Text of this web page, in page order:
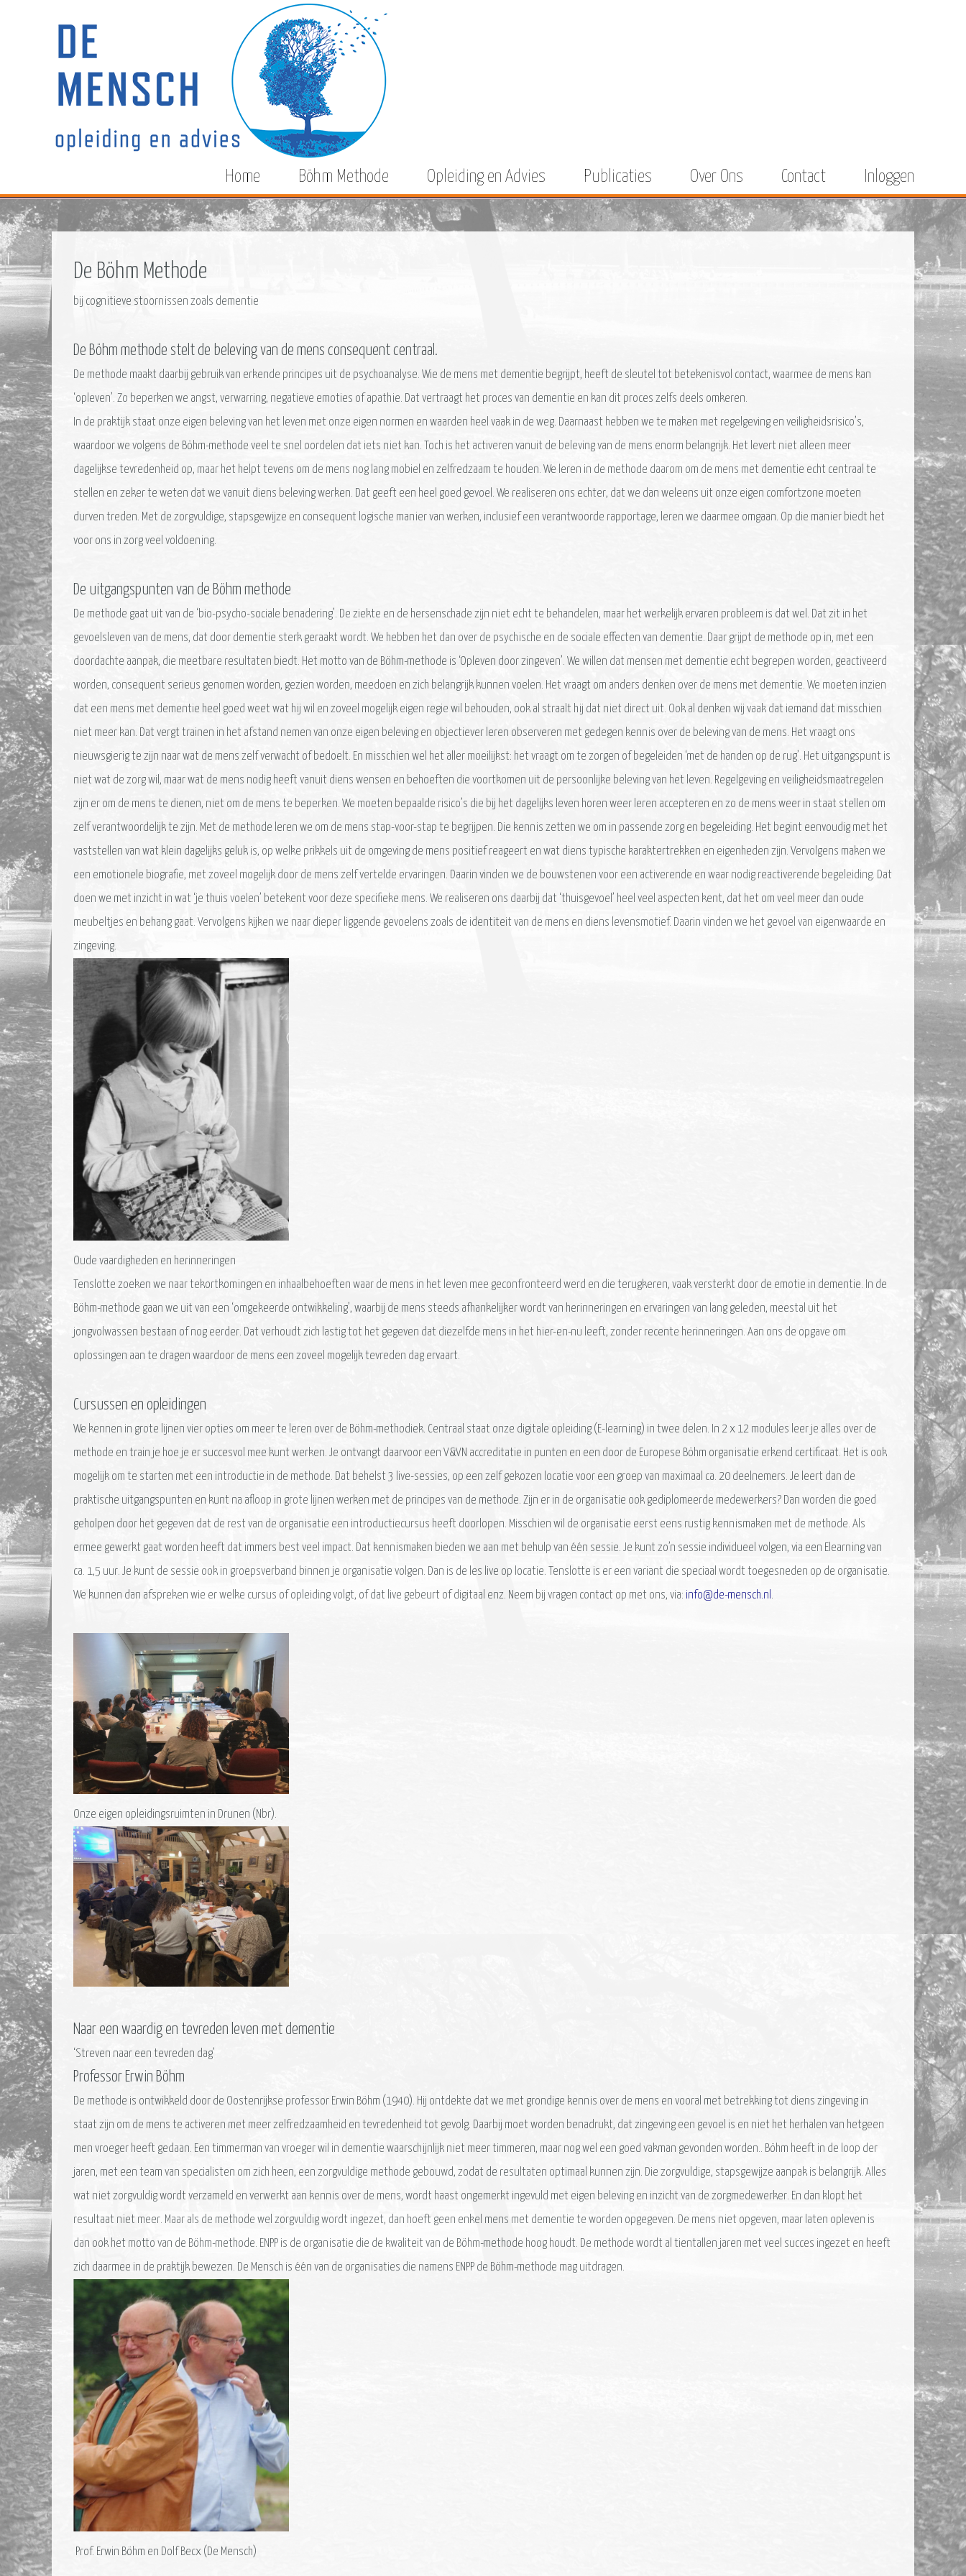
Home Böhm Methode Opleiding en Advies Publicaties Over Ons Contact Inloggen
De Böhm Methode
bij cognitieve stoornissen zoals dementie
De Böhm methode stelt de beleving van de mens consequent centraal.
De methode maakt daarbij gebruik van erkende principes uit de psychoanalyse. Wie de mens met dementie begrijpt, heeft de sleutel tot betekenisvol contact, waarmee de mens kan
‘opleven’. Zo beperken we angst, verwarring, negatieve emoties of apathie. Dat vertraagt het proces van dementie en kan dit proces zelfs deels omkeren.
In de praktijk staat onze eigen beleving van het leven met onze eigen normen en waarden heel vaak in de weg. Daarnaast hebben we te maken met regelgeving en veiligheidsrisico’s,
waardoor we volgens de Böhm-methode veel te snel oordelen dat iets niet kan. Toch is het activeren vanuit de beleving van de mens enorm belangrijk. Het levert niet alleen meer
dagelijkse tevredenheid op, maar het helpt tevens om de mens nog lang mobiel en zelfredzaam te houden. We leren in de methode daarom om de mens met dementie echt centraal te
stellen en zeker te weten dat we vanuit diens beleving werken. Dat geeft een heel goed gevoel. We realiseren ons echter, dat we dan weleens uit onze eigen comfortzone moeten
durven treden. Met de zorgvuldige, stapsgewijze en consequent logische manier van werken, inclusief een verantwoorde rapportage, leren we daarmee omgaan. Op die manier biedt het
voor ons in zorg veel voldoening.
De uitgangspunten van de Böhm methode
De methode gaat uit van de ‘bio-psycho-sociale benadering’. De ziekte en de hersenschade zijn niet echt te behandelen, maar het werkelijk ervaren probleem is dat wel. Dat zit in het
gevoelsleven van de mens, dat door dementie sterk geraakt wordt. We hebben het dan over de psychische en de sociale effecten van dementie. Daar grijpt de methode op in, met een
doordachte aanpak, die meetbare resultaten biedt. Het motto van de Böhm-methode is ‘Opleven door zingeven’. We willen dat mensen met dementie echt begrepen worden, geactiveerd
worden, consequent serieus genomen worden, gezien worden, meedoen en zich belangrijk kunnen voelen. Het vraagt om anders denken over de mens met dementie. We moeten inzien
dat een mens met dementie heel goed weet wat hij wil en zoveel mogelijk eigen regie wil behouden, ook al straalt hij dat niet direct uit. Ook al denken wij vaak dat iemand dat misschien
niet meer kan. Dat vergt trainen in het afstand nemen van onze eigen beleving en objectiever leren observeren met gedegen kennis over de beleving van de mens. Het vraagt ons
nieuwsgierig te zijn naar wat de mens zelf verwacht of bedoelt. En misschien wel het aller moeilijkst: het vraagt om te zorgen of begeleiden ‘met de handen op de rug’. Het uitgangspunt is
niet wat de zorg wil, maar wat de mens nodig heeft vanuit diens wensen en behoeften die voortkomen uit de persoonlijke beleving van het leven. Regelgeving en veiligheidsmaatregelen
zijn er om de mens te dienen, niet om de mens te beperken. We moeten bepaalde risico’s die bij het dagelijks leven horen weer leren accepteren en zo de mens weer in staat stellen om
zelf verantwoordelijk te zijn. Met de methode leren we om de mens stap-voor-stap te begrijpen. Die kennis zetten we om in passende zorg en begeleiding. Het begint eenvoudig met het
vaststellen van wat klein dagelijks geluk is, op welke prikkels uit de omgeving de mens positief reageert en wat diens typische karaktertrekken en eigenheden zijn. Vervolgens maken we
een emotionele biografie, met zoveel mogelijk door de mens zelf vertelde ervaringen. Daarin vinden we de bouwstenen voor een activerende en waar nodig reactiverende begeleiding. Dat
doen we met inzicht in wat ‘je thuis voelen’ betekent voor deze specifieke mens. We realiseren ons daarbij dat ‘thuisgevoel’ heel veel aspecten kent, dat het om veel meer dan oude
meubeltjes en behang gaat. Vervolgens kijken we naar dieper liggende gevoelens zoals de identiteit van de mens en diens levensmotief. Daarin vinden we het gevoel van eigenwaarde en
zingeving.
Oude vaardigheden en herinneringen
Tenslotte zoeken we naar tekortkomingen en inhaalbehoeften waar de mens in het leven mee geconfronteerd werd en die terugkeren, vaak versterkt door de emotie in dementie. In de
Böhm-methode gaan we uit van een ‘omgekeerde ontwikkeling’, waarbij de mens steeds afhankelijker wordt van herinneringen en ervaringen van lang geleden, meestal uit het
jongvolwassen bestaan of nog eerder. Dat verhoudt zich lastig tot het gegeven dat diezelfde mens in het hier-en-nu leeft, zonder recente herinneringen. Aan ons de opgave om
oplossingen aan te dragen waardoor de mens een zoveel mogelijk tevreden dag ervaart.
Cursussen en opleidingen
We kennen in grote lijnen vier opties om meer te leren over de Böhm-methodiek. Centraal staat onze digitale opleiding (E-learning) in twee delen. In 2 x 12 modules leer je alles over de
methode en train je hoe je er succesvol mee kunt werken. Je ontvangt daarvoor een V&VN accreditatie in punten en een door de Europese Böhm organisatie erkend certificaat. Het is ook
mogelijk om te starten met een introductie in de methode. Dat behelst 3 live-sessies, op een zelf gekozen locatie voor een groep van maximaal ca. 20 deelnemers. Je leert dan de
praktische uitgangspunten en kunt na afloop in grote lijnen werken met de principes van de methode. Zijn er in de organisatie ook gediplomeerde medewerkers? Dan worden die goed
geholpen door het gegeven dat de rest van de organisatie een introductiecursus heeft doorlopen. Misschien wil de organisatie eerst eens rustig kennismaken met de methode. Als
ermee gewerkt gaat worden heeft dat immers best veel impact. Dat kennismaken bieden we aan met behulp van één sessie. Je kunt zo’n sessie individueel volgen, via een Elearning van
ca. 1,5 uur. Je kunt de sessie ook in groepsverband binnen je organisatie volgen. Dan is de les live op locatie. Tenslotte is er een variant die speciaal wordt toegesneden op de organisatie.
We kunnen dan afspreken wie er welke cursus of opleiding volgt, of dat live gebeurt of digitaal enz. Neem bij vragen contact op met ons, via: info@de-mensch.nl .
Onze eigen opleidingsruimten in Drunen (Nbr).
Naar een waardig en tevreden leven met dementie
‘Streven naar een tevreden dag’
Professor Erwin Böhm
De methode is ontwikkeld door de Oostenrijkse professor Erwin Böhm (1940). Hij ontdekte dat we met grondige kennis over de mens en vooral met betrekking tot diens zingeving in
staat zijn om de mens te activeren met meer zelfredzaamheid en tevredenheid tot gevolg. Daarbij moet worden benadrukt, dat zingeving een gevoel is en niet het herhalen van hetgeen
men vroeger heeft gedaan. Een timmerman van vroeger wil in dementie waarschijnlijk niet meer timmeren, maar nog wel een goed vakman gevonden worden.. Böhm heeft in de loop der
jaren, met een team van specialisten om zich heen, een zorgvuldige methode gebouwd, zodat de resultaten optimaal kunnen zijn. Die zorgvuldige, stapsgewijze aanpak is belangrijk. Alles
wat niet zorgvuldig wordt verzameld en verwerkt aan kennis over de mens, wordt haast ongemerkt ingevuld met eigen beleving en inzicht van de zorgmedewerker. En dan klopt het
resultaat niet meer. Maar als de methode wel zorgvuldig wordt ingezet, dan hoeft geen enkel mens met dementie te worden opgegeven. De mens niet opgeven, maar laten opleven is
dan ook het motto van de Böhm-methode. ENPP is de organisatie die de kwaliteit van de Böhm-methode hoog houdt. De methode wordt al tientallen jaren met veel succes ingezet en heeft
zich daarmee in de praktijk bewezen. De Mensch is één van de organisaties die namens ENPP de Böhm-methode mag uitdragen.
Prof. Erwin Böhm en Dolf Becx (De Mensch)